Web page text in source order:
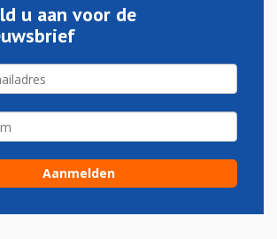
u aan voor de